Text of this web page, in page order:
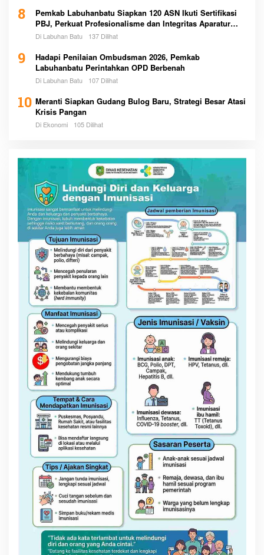
8
Pemkab Labuhanbatu Siapkan 120 ASN Ikuti Sertifikasi
PBJ, Perkuat Profesionalisme dan Integritas Aparatur
Pemerintah
Di Labuhan Batu 137 Dilihat
9
Hadapi Penilaian Ombudsman 2026, Pemkab
Labuhanbatu Perintahkan OPD Berbenah
Di Labuhan Batu 107 Dilihat
10 Meranti Siapkan Gudang Bulog Baru, Strategi Besar Atasi
Krisis Pangan
Di Ekonomi 105 Dilihat